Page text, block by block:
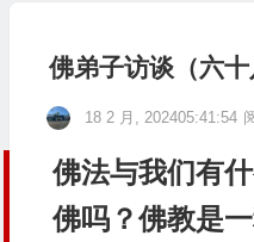
佛弟子访谈（六十
18 2 月, 202405:41:54
佛法与我们有
佛吗？佛教是